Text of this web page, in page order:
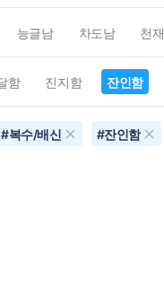
능글남 차도남 천재
함 진지함 잔인함
#복수/배신 #잔인함